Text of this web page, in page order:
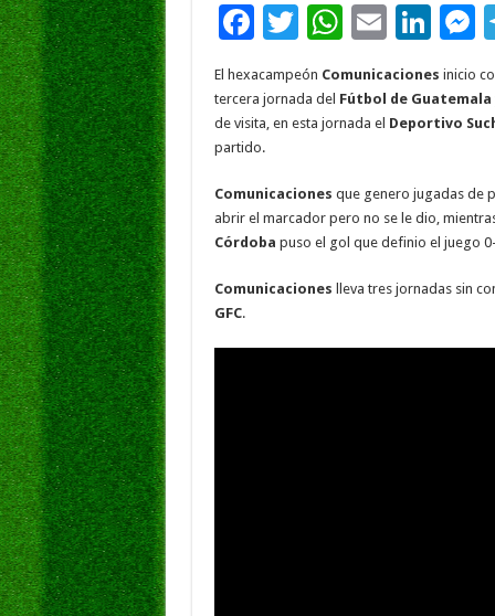
F
e
b
o
o
k
T
wi
tt
er
W
at
sA
p
E
m
ai
l
Li
n
k
e
n
El hexacampeón Comunicaciones inicio
tercera jornada del Fútbol de Guatemala
de visita, en esta jornada el Deportivo
partido.
Comunicaciones que genero jugadas de
abrir el marcador pero no se le dio,
Córdoba puso el gol que definio el juego
Comunicaciones lleva tres jornadas sin
GFC.